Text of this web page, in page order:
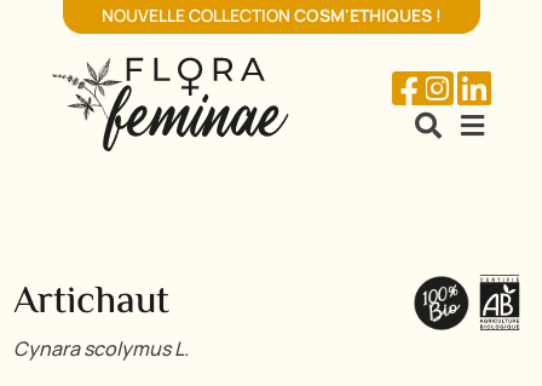
NOUVELLE COLLECTION COSM'ETHIQUES!
  
 
Artichaut
Cynara scolymus L.